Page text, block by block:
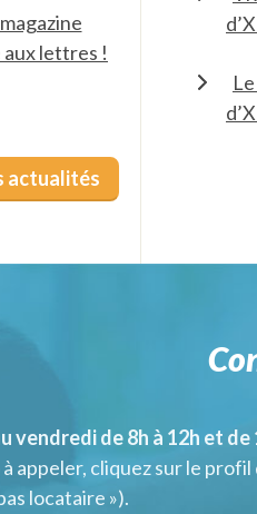
lettres !
actualités
vendredi de 8h à 12h et de
appeler, cliquez sur le profil
locataire »).